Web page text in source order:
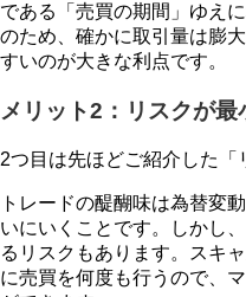
である「売買の期間」ゆえ
のため、確かに取引量は膨
すいのが大きな利点です。
メリット2：リスクが最
2つ目は先ほどご紹介した「
トレードの醍醐味は為替変
いにいくことです。しかし
るリスクもあります。スキ
に売買を何度も行うので、